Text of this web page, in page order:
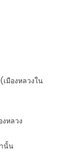
มืองหลวงใน
หลวง
นั้น